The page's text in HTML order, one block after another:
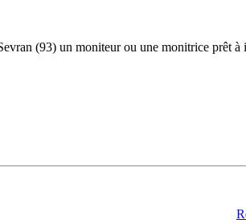
(93) un moniteur ou une monitrice prêt